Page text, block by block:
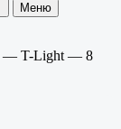
Меню
— T-Light — 8